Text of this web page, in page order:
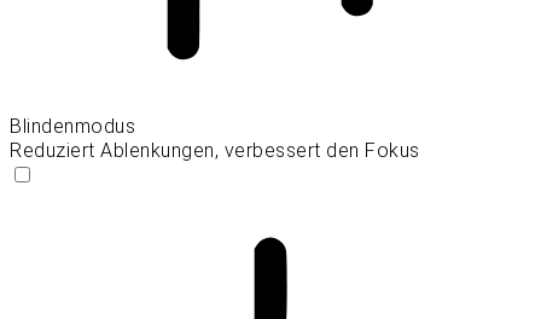
Blindenmodus
Reduziert Ablenkungen, verbessert den Fokus